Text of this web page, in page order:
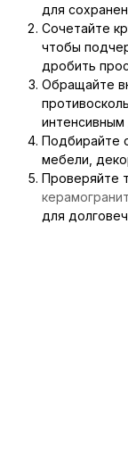
для
Сочетайте
чтобы
дробить
Обращайте
Подбирайте
мебели,
Проверяйте
для